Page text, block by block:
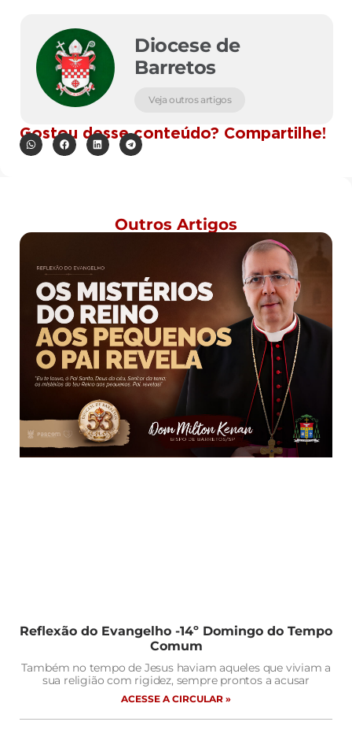
Diocese de
Barretos
Veja outros artigos
Gostou desse conteúdo? Compartilhe!
Outros Artigos
Reflexão do Evangelho -14º Domingo do Tempo
Comum
Também no tempo de Jesus haviam aqueles que viviam a
sua religião com rigidez, sempre prontos a acusar
ACESSE A CIRCULAR »